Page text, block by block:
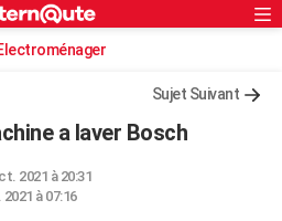
S'inscrire
Sujet Suivant
a laver Bosch
2021 à 20:31
à 07:16